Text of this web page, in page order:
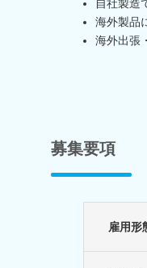
自社製造
海外製品
海外出張
募集要項
雇用形